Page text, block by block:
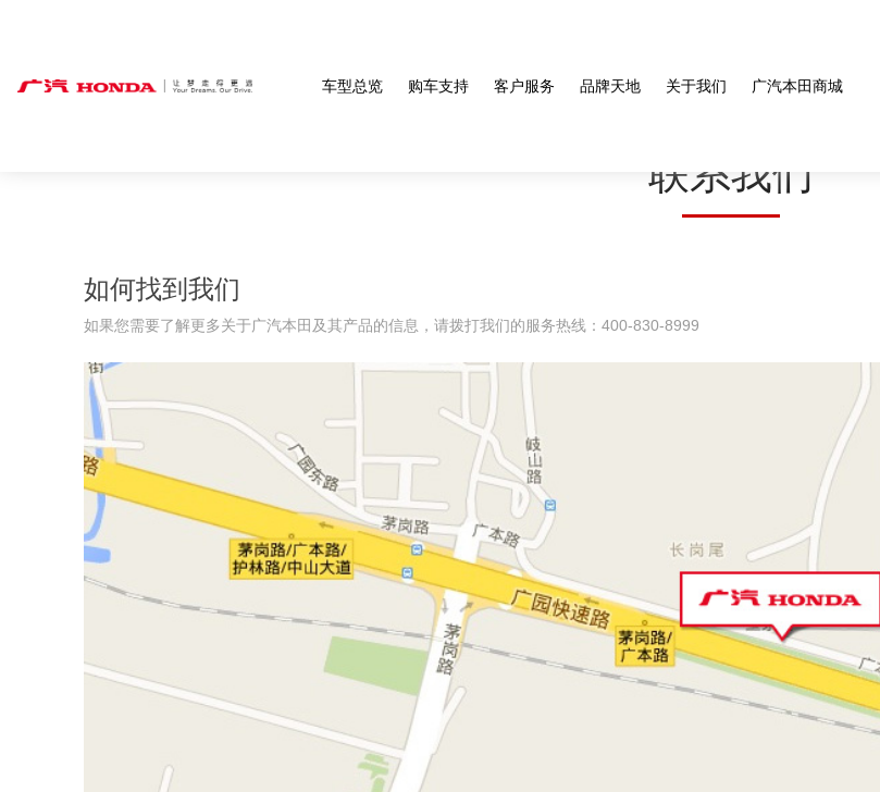
车型总览 购车支持 客户服务 品牌天地 关于我们 广汽本田商城
联系我们
如何找到我们
如果您需要了解更多关于广汽本田及其产品的信息，请拨打我们的服务热线：400-830-8999